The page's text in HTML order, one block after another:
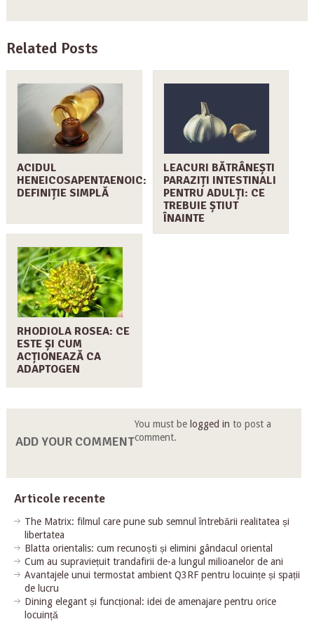
Related Posts
ACIDUL
HENEICOSAPENTAENOIC:
DEFINIȚIE SIMPLĂ
LEACURI BĂTRÂNEȘTI
PARAZIȚI INTESTINALI
PENTRU ADULȚI: CE
TREBUIE ȘTIUT
ÎNAINTE
RHODIOLA ROSEA: CE
ESTE ȘI CUM
ACȚIONEAZĂ CA
ADAPTOGEN
ADD YOUR COMMENT
You must be logged in to post a
comment.
Articole recente
The Matrix: filmul care pune sub semnul întrebării realitatea și
libertatea
Blatta orientalis: cum recunoști și elimini gândacul oriental
Cum au supraviețuit trandafirii de-a lungul milioanelor de ani
Avantajele unui termostat ambient Q3RF pentru locuințe și spații
de lucru
Dining elegant și funcțional: idei de amenajare pentru orice
locuință